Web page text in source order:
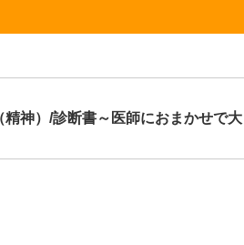
精神）/診断書～医師におまかせで大